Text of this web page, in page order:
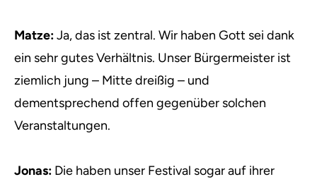
Matze:Ja, das ist zentral. Wir haben Gott sei dank
ein sehr gutes Verhältnis. Unser Bürgermeister ist
ziemlich jung – Mitte dreißig – und
dementsprechend offen gegenüber solchen
Veranstaltungen.
Jonas: Die haben unser Festival sogar auf ihrer